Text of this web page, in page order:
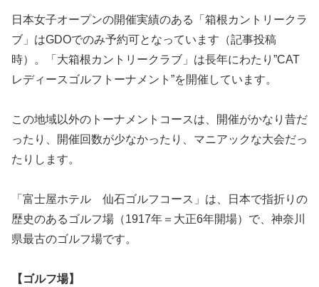
日本女子オープンの開催実績のある「箱根カントリークラ
ブ」はGDOでのみ予約可となっています（記事投稿
時）。「大箱根カントリークラブ」は長年にわたり”CAT
レディースゴルフトーナメント”を開催しています。
この地域以外のトーナメントコースは、開催がかなり昔だ
ったり、開催回数が少なかったり、マニアックな大会だっ
たりします。
「富士屋ホテル 仙石ゴルフコース」は、日本で指折りの
歴史のあるゴルフ場（1917年＝大正6年開場）で、神奈川
県最古のゴルフ場です。
【ゴルフ場】